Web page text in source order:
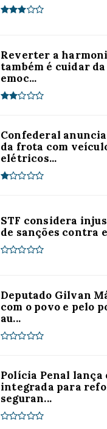
Reverter a
também é cuidar da
emoc...
Confederal
da frota com
elétricos...
STF considera
de sanções contra
Deputado Gilvan
com o povo e pelo
au...
Polícia Penal lança
integrada para
seguran...